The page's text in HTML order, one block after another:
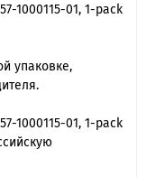
1000115-01, 1-pack
упаковке,
1000115-01, 1-pack